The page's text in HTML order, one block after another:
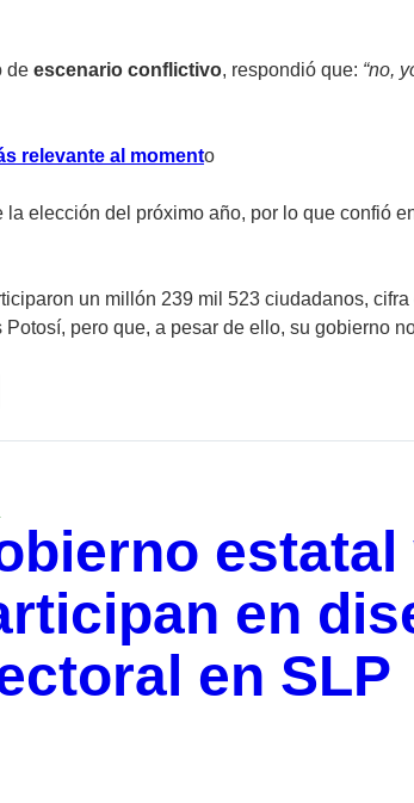
de escenario conflictivo, respondió que: “no,
relevante al momento
elección del próximo año, por lo que confió
un millón 239 mil 523 ciudadanos,
pero que, a pesar de ello, su gobierno
en
en SLP